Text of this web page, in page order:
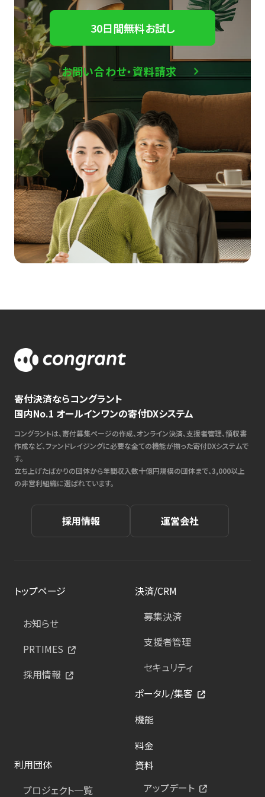
30日間無料お試し
お問い合わせ・資料請求
寄付決済ならコングラント
国内No.1 オールインワンの寄付DXシステム
コングラントは、寄付募集ページの作成、オンライン決済、支援者管理、領収書
作成など、ファンドレイジングに必要な全ての機能が揃った寄付DXシステムで
す。
立ち上げたばかりの団体から年間収入数十億円規模の団体まで、3,000以上
の非営利組織に選ばれています。
採用情報 運営会社
トップページ
お知らせ
PRTIMES
採用情報
決済/CRM
募集決済
支援者管理
セキュリティ
ポータル/集客
機能
料金
利用団体
プロジェクト一覧
資料
アップデート